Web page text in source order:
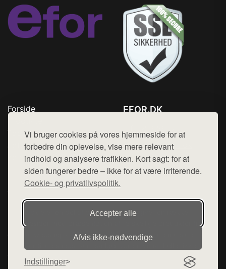
Vi bruger cookies på vores hjemmeside for at
forbedre din oplevelse, vise mere relevant
indhold og analysere trafikken. Kort sagt: for at
siden fungerer bedre – ikke for at være irriterende.
Cookie- og privatlivspolitik.
Accepter alle
Afvis ikke‑nødvendige
Indstillinger
Forside
Top Rabatter
Jotun maling
Kontakt
EFOR.DK
Mail: hej@want.dk
Cookie- og privatlivspolitik
Denne side er en del af want.dk, der udgiver en række
hjemmesider med præsentation af forskellige produkter fra
diverse webshops. Der sælges ikke varer fra denne side - vi
henviser til de shops, som sælger varen. Vi har heller ikke
varerne på lager.